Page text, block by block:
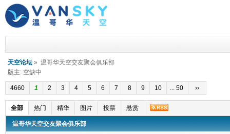
天空论坛 » 温哥华天空交友聚会俱乐部
版主: 空缺中
4660 1 2 3 4 5 6 7 8 9 10 ... 50 ››
全部 热门 精华 图片 投票 悬赏
温哥华天空交友聚会俱乐部